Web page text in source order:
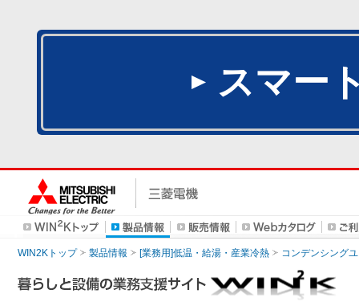
スマー
WIN2Kトップ 製品情報 [業務用]低温・給湯・産業冷熱 コンデンシング